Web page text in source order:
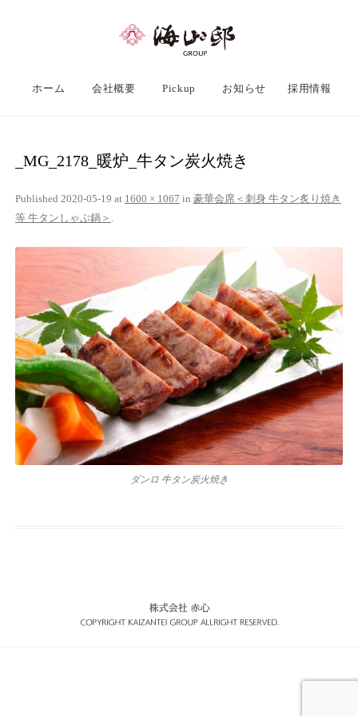
ホーム 会社概要 Pickup お知らせ 採用情報
_MG_2178_暖炉_牛タン炭火焼き
Published 2020-05-19 at 1600 × 1067 in 豪華会席＜刺身 牛タン炙り焼き
等 牛タンしゃぶ鍋＞
ダンロ 牛タン炭火焼き